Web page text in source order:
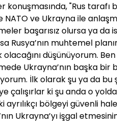
konuşmasında, "Rus
NATO ve Ukrayna ile
başarısız olursa ya
Rusya’nın muhtemel
düşünüyorum.
Ukrayna’nın başka bir
İlk olarak şu ya da
çalışırlar ki şu anda o
ayrılıkçı bölgeyi güvenli
Ukrayna’yı işgal